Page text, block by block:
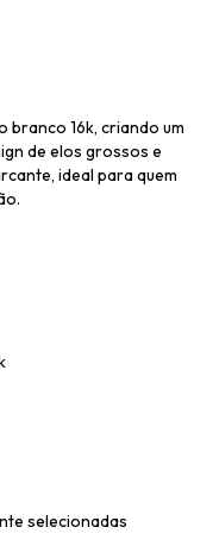
branco 16k, criando um
de elos grossos e
ideal para quem
selecionadas